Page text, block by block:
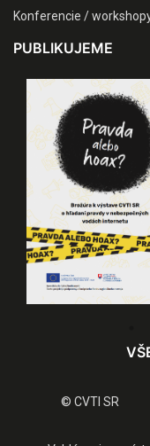
Konferencie /
PUBLIKUJEME
© CVTI SR